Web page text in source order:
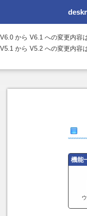
V6.0 から V6.1 への変更内容
V5.1 から V5.2 への変更内容
機能